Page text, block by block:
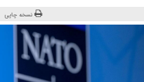
نسخه چاپی